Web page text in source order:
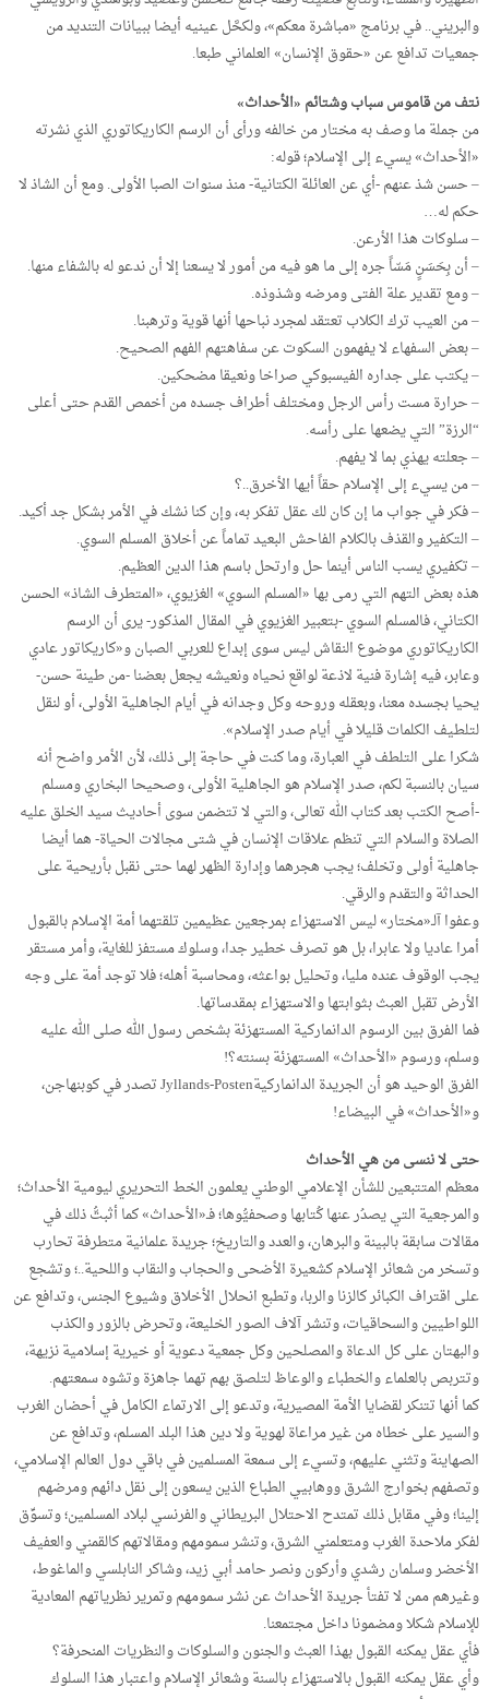
والبريني.. في برنامج «مباشرة معكم»، ولكحَّل عينيه أيضا ببيانات التنديد من
جمعيات تدافع عن «حقوق الإنسان» العلماني طبعا.
نتف من قاموس سباب وشتائم «الأحداث»
من جملة ما وصف به مختار من خالفه ورأى أن الرسم الكاريكاتوري الذي نشرته
«الأحداث» يسيء إلى الإسلام؛ قوله:
– حسن شذ عنهم -أي عن العائلة الكتانية- منذ سنوات الصبا الأولى. ومع أن الشاذ لا
حكم له…
– سلوكات هذا الأرعن.
– أن بِحَسَنٍ مَسّاً جره إلى ما هو فيه من أمور لا يسعنا إلا أن ندعو له بالشفاء منها.
– ومع تقدير علة الفتى ومرضه وشذوذه.
– من العيب ترك الكلاب تعتقد لمجرد نباحها أنها قوية وترهبنا.
– بعض السفهاء لا يفهمون السكوت عن سفاهتهم الفهم الصحيح.
– يكتب على جداره الفيسبوكي صراخا ونعيقا مضحكين.
– حرارة مست رأس الرجل ومختلف أطراف جسده من أخمص القدم حتى أعلى
“الرزة” التي يضعها على رأسه.
– جعلته يهذي بما لا يفهم.
– من يسيء إلى الإسلام حقاً أيها الأخرق..؟
– فكر في جواب ما إن كان لك عقل تفكر به، وإن كنا نشك في الأمر بشكل جد أكيد.
– التكفير والقذف بالكلام الفاحش البعيد تماماً عن أخلاق المسلم السوي.
– تكفيري يسب الناس أينما حل وارتحل باسم هذا الدين العظيم.
هذه بعض التهم التي رمى بها «المسلم السوي» الغزيوي، «المتطرف الشاذ» الحسن
الكتاني، فالمسلم السوي -بتعبير الغزيوي في المقال المذكور- يرى أن الرسم
الكاريكاتوري موضوع النقاش ليس سوى إبداع للعربي الصبان و«كاريكاتور عادي
وعابر، فيه إشارة فنية لاذعة لواقع نحياه ونعيشه يجعل بعضنا -من طينة حسن-
يحيا بجسده معنا، وبعقله وروحه وكل وجدانه في أيام الجاهلية الأولى، أو لنقل
لتلطيف الكلمات قليلا في أيام صدر الإسلام».
شكرا على التلطف في العبارة، وما كنت في حاجة إلى ذلك، لأن الأمر واضح أنه
سيان بالنسبة لكم، صدر الإسلام هو الجاهلية الأولى، وصحيحا البخاري ومسلم
-أصح الكتب بعد كتاب الله تعالى، والتي لا تتضمن سوى أحاديث سيد الخلق عليه
الصلاة والسلام التي تنظم علاقات الإنسان في شتى مجالات الحياة- هما أيضا
جاهلية أولى وتخلف؛ يجب هجرهما وإدارة الظهر لهما حتى نقبل بأريحية على
الحداثة والتقدم والرقي.
وعفوا آلـ«مختار» ليس الاستهزاء بمرجعين عظيمين تلقتهما أمة الإسلام بالقبول
أمرا عاديا ولا عابرا، بل هو تصرف خطير جدا، وسلوك مستفز للغاية، وأمر مستقر
يجب الوقوف عنده مليا، وتحليل بواعثه، ومحاسبة أهله؛ فلا توجد أمة على وجه
الأرض تقبل العبث بثوابتها والاستهزاء بمقدساتها.
فما الفرق بين الرسوم الدانماركية المستهزئة بشخص رسول الله صلى الله عليه
وسلم، ورسوم «الأحداث» المستهزئة بسنته؟!
الفرق الوحيد هو أن الجريدة الدانماركيةJyllands-Posten تصدر في كوبنهاجن،
و«الأحداث» في البيضاء!
حتى لا ننسى من هي الأحداث
معظم المتتبعين للشأن الإعلامي الوطني يعلمون الخط التحريري ليومية الأحداث؛
والمرجعية التي يصدُر عنها كُتابها وصحفيُّوها؛ فـ«الأحداث» كما أثبتُّ ذلك في
مقالات سابقة بالبينة والبرهان، والعدد والتاريخ؛ جريدة علمانية متطرفة تحارب
وتسخر من شعائر الإسلام كشعيرة الأضحى والحجاب والنقاب واللحية..؛ وتشجع
على اقتراف الكبائر كالزنا والربا، وتطبع انحلال الأخلاق وشيوع الجنس، وتدافع عن
اللواطيين والسحاقيات، وتنشر آلاف الصور الخليعة، وتحرض بالزور والكذب
والبهتان على كل الدعاة والمصلحين وكل جمعية دعوية أو خيرية إسلامية نزيهة،
وتتربص بالعلماء والخطباء والوعاظ لتلصق بهم تهما جاهزة وتشوه سمعتهم.
كما أنها تتنكر لقضايا الأمة المصيرية، وتدعو إلى الارتماء الكامل في أحضان الغرب
والسير على خطاه من غير مراعاة لهوية ولا دين هذا البلد المسلم، وتدافع عن
الصهاينة وتثني عليهم، وتسيء إلى سمعة المسلمين في باقي دول العالم الإسلامي،
وتصفهم بخوارج الشرق ووهابيي الطباع الذين يسعون إلى نقل دائهم ومرضهم
إلينا؛ وفي مقابل ذلك تمتدح الاحتلال البريطاني والفرنسي لبلاد المسلمين؛ وتسوِّق
لفكر ملاحدة الغرب ومتعلمني الشرق، وتنشر سمومهم ومقالاتهم كالقمني والعفيف
الأخضر وسلمان رشدي وأركون ونصر حامد أبي زيد، وشاكر النابلسي والماغوط،
وغيرهم ممن لا تفتأ جريدة الأحداث عن نشر سمومهم وتمرير نظرياتهم المعادية
للإسلام شكلا ومضمونا داخل مجتمعنا.
فأي عقل يمكنه القبول بهذا العبث والجنون والسلوكات والنظريات المنحرفة؟
وأي عقل يمكنه القبول بالاستهزاء بالسنة وشعائر الإسلام واعتبار هذا السلوك